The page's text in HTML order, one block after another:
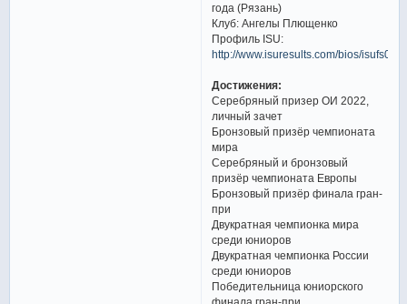
года (Рязань)
Клуб: Ангелы Плющенко
Профиль ISU:
http://www.isuresults.com/bios/
Достижения:
Серебряный призер ОИ 2022,
личный зачет
Бронзовый призёр чемпионата
мира
Серебряный и бронзовый
призёр чемпионата Европы
Бронзовый призёр финала гран-
при
Двукратная чемпионка мира
среди юниоров
Двукратная чемпионка России
среди юниоров
Победительница юниорского